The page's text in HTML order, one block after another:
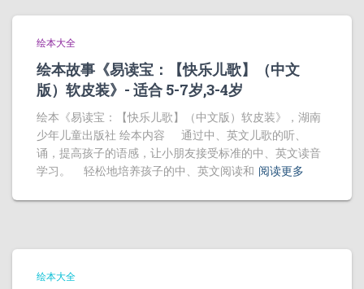
绘本大全
绘本故事《易读宝：【快乐儿歌】（中文
版）软皮装》- 适合 5-7岁,3-4岁
绘本《易读宝：【快乐儿歌】（中文版）软皮装》，湖南
少年儿童出版社 绘本内容 通过中、英文儿歌的听、
诵，提高孩子的语感，让小朋友接受标准的中、英文读音
学习。 轻松地培养孩子的中、英文阅读和 阅读更多
绘本大全